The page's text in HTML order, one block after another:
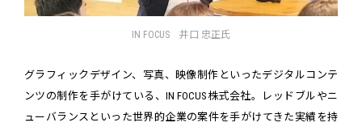
IN FOCUS 井口 忠正氏
グラフィックデザイン、写真、映像制作といったデジタルコンテ
ンツの制作を手がけている、IN FOCUS株式会社。レッドブルやニ
ューバランスといった世界的企業の案件を手がけてきた実績を持